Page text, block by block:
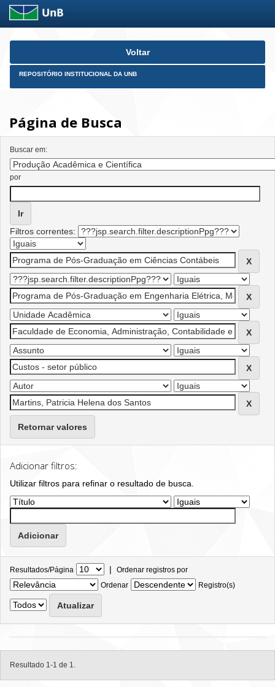
Skip
Voltar
REPOSITÓRIO INSTITUCIONAL DA UNB
Página de Busca
Buscar em:
por
Filtros correntes:
Retornar valores
Adicionar filtros:
Utilizar filtros para refinar o resultado de busca.
Resultados/Página | Ordenar registros por
Ordenar
Registro(s)
Resultado 1-1 de 1.